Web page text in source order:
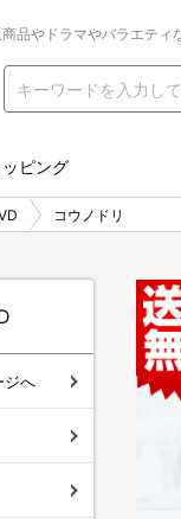
品やドラマやバラエティ
ピング
コウノドリ
ジへ